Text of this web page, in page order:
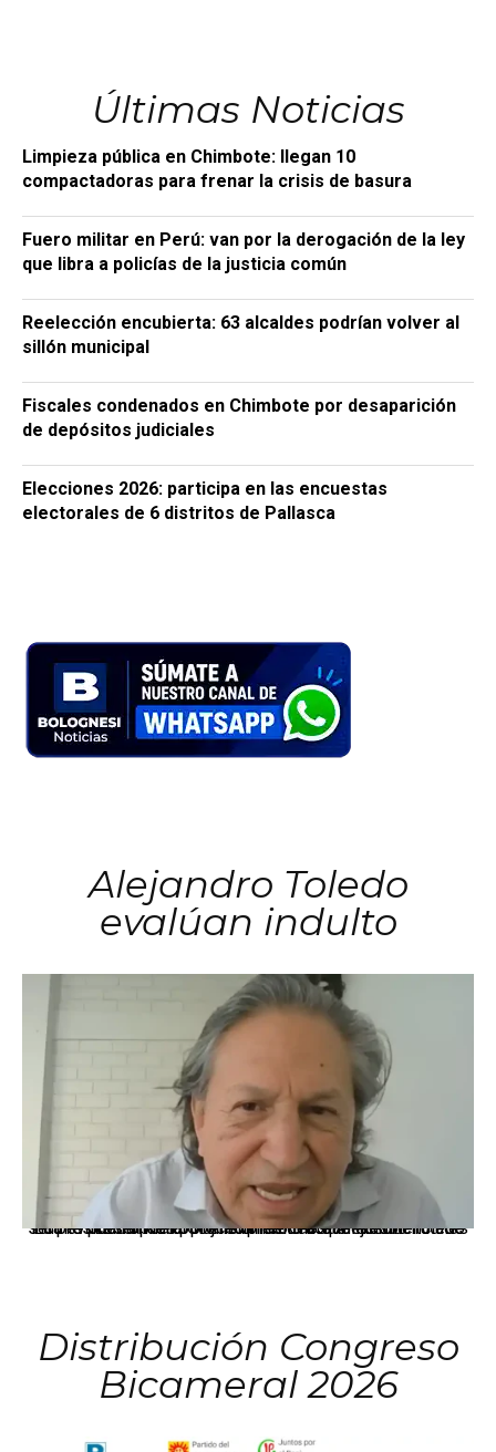
Últimas Noticias
Limpieza pública en Chimbote: llegan 10
compactadoras para frenar la crisis de basura
Fuero militar en Perú: van por la derogación de la ley
que libra a policías de la justicia común
Reelección encubierta: 63 alcaldes podrían volver al
sillón municipal
Fiscales condenados en Chimbote por desaparición
de depósitos judiciales
Elecciones 2026: participa en las encuestas
electorales de 6 distritos de Pallasca
Alejandro Toledo
evalúan indulto
La presidenta Keiko Fujimori informó que la solicitud de indulto presentada por el expresidente Alejandro Toledo será evaluada por la Comisión de Gracias Presidenciales conforme al procedimiento establecido.
Distribución Congreso
Bicameral 2026